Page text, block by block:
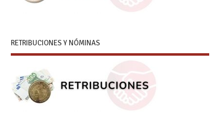
RETRIBUCIONES Y NÓMINAS